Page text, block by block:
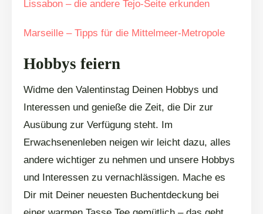
Lissabon – die andere Tejo-Seite erkunden
Marseille – Tipps für die Mittelmeer-Metropole
Hobbys feiern
Widme den Valentinstag Deinen Hobbys und
Interessen und genieße die Zeit, die Dir zur
Ausübung zur Verfügung steht. Im
Erwachsenenleben neigen wir leicht dazu, alles
andere wichtiger zu nehmen und unsere Hobbys
und Interessen zu vernachlässigen. Mache es
Dir mit Deiner neuesten Buchentdeckung bei